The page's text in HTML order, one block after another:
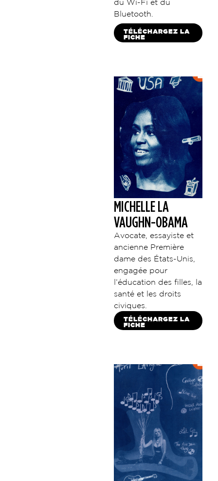
du Wi-Fi et du
Bluetooth.
TÉLÉCHARGEZ LA
FICHE
MICHELLE LA
VAUGHN-OBAMA
Avocate, essayiste et
ancienne Première
dame des États-Unis,
engagée pour
l’éducation des filles, la
santé et les droits
civiques.
TÉLÉCHARGEZ LA
FICHE